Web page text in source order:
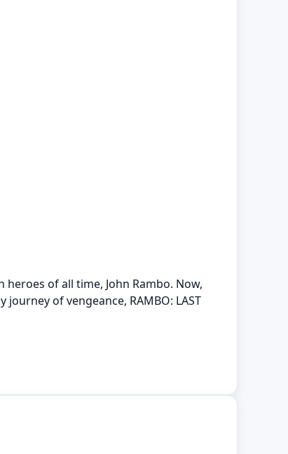
of all time, John Rambo. Now,
of vengeance, RAMBO: LAST